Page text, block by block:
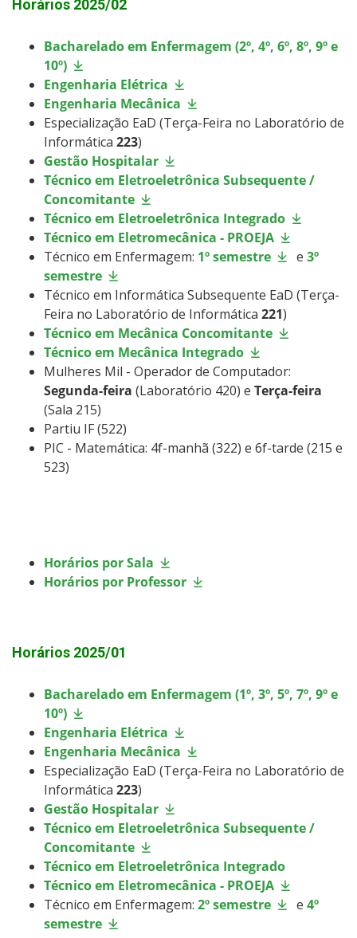
Horários 2025/02
Bacharelado em Enfermagem (2º, 4º, 6º, 8º, 9º e
10º)
Engenharia Elétrica
Engenharia Mecânica
Especialização EaD (Terça-Feira no Laboratório de
Informática 223)
Gestão Hospitalar
Técnico em Eletroeletrônica Subsequente /
Concomitante
Técnico em Eletroeletrônica Integrado
Técnico em Eletromecânica - PROEJA
Técnico em Enfermagem: 1º semestre e 3º
semestre
Técnico em Informática Subsequente EaD (Terça-
Feira no Laboratório de Informática 221)
Técnico em Mecânica Concomitante
Técnico em Mecânica Integrado
Mulheres Mil - Operador de Computador:
Segunda-feira (Laboratório 420) e Terça-feira
(Sala 215)
Partiu IF (522)
PIC - Matemática: 4f-manhã (322) e 6f-tarde (215 e
523)
Horários por Sala
Horários por Professor
Horários 2025/01
Bacharelado em Enfermagem (1º, 3º, 5º, 7º, 9º e
10º)
Engenharia Elétrica
Engenharia Mecânica
Especialização EaD (Terça-Feira no Laboratório de
Informática 223)
Gestão Hospitalar
Técnico em Eletroeletrônica Subsequente /
Concomitante
Técnico em Eletroeletrônica Integrado
Técnico em Eletromecânica - PROEJA
Técnico em Enfermagem: 2º semestre e 4º
semestre